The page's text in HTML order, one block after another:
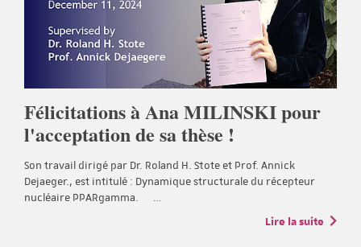
Félicitations à Ana MILINSKI pour
l'acceptation de sa thèse !
Son travail dirigé par Dr. Roland H. Stote et Prof. Annick
Dejaeger., est intitulé : Dynamique structurale du récepteur
nucléaire PPARgamma. …
Lire la suite